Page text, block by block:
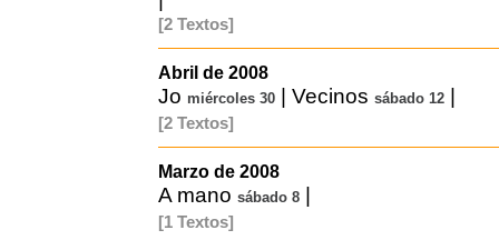
[2 Textos]
Abril de 2008
Jo miércoles 30 Vecinos sábado 12
[2 Textos]
Marzo de 2008
A mano sábado 8
[1 Textos]